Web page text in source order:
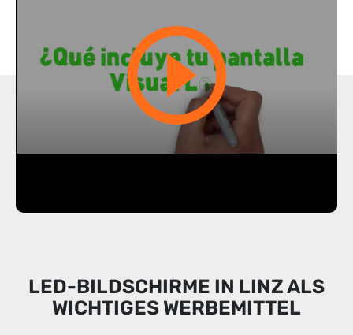
LED-BILDSCHIRME IN LINZ ALS
WICHTIGES WERBEMITTEL